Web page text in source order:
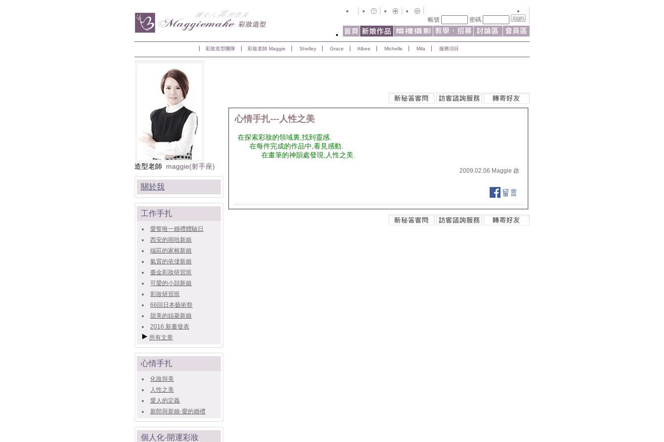
帳號 密碼
彩妝造型團隊 彩妝老師 Maggie Shelley Grace Albee Michelle Mila 服務項目
造型老師 maggie(射手座)
關於我
工作手扎
愛誓唯一婚禮體驗日
西安的雨唅新娘
端莊的家榕新娘
氣質的依倢新娘
臺金彩妝研習班
可愛的小頴新娘
彩妝研習班
66回日本藝術祭
甜美的姮菱新娘
2016 新書發表
所有文章
心情手扎
化妝與美
人性之美
愛人的定義
新郎與新娘-愛的婚禮
個人化-開運彩妝
心情手扎---人性之美
在探索彩妝的領域裏,找到靈感.
在每件完成的作品中,看見感動.
在畫筆的神韻處發現,人性之美.
2009.02.06 Maggie 啟